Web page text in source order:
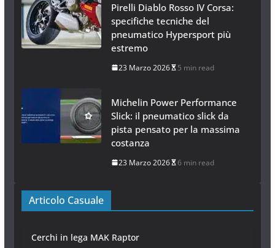
Pirelli Diablo Rosso IV Corsa:
specifiche tecniche del
pneumatico Hypersport più
estremo
23 Marzo 2026 5 min read
Michelin Power Performance
Slick: il pneumatico slick da
pista pensato per la massima
costanza
23 Marzo 2026 6 min read
Articolo Casuale
Cerchi in lega MAK Raptor